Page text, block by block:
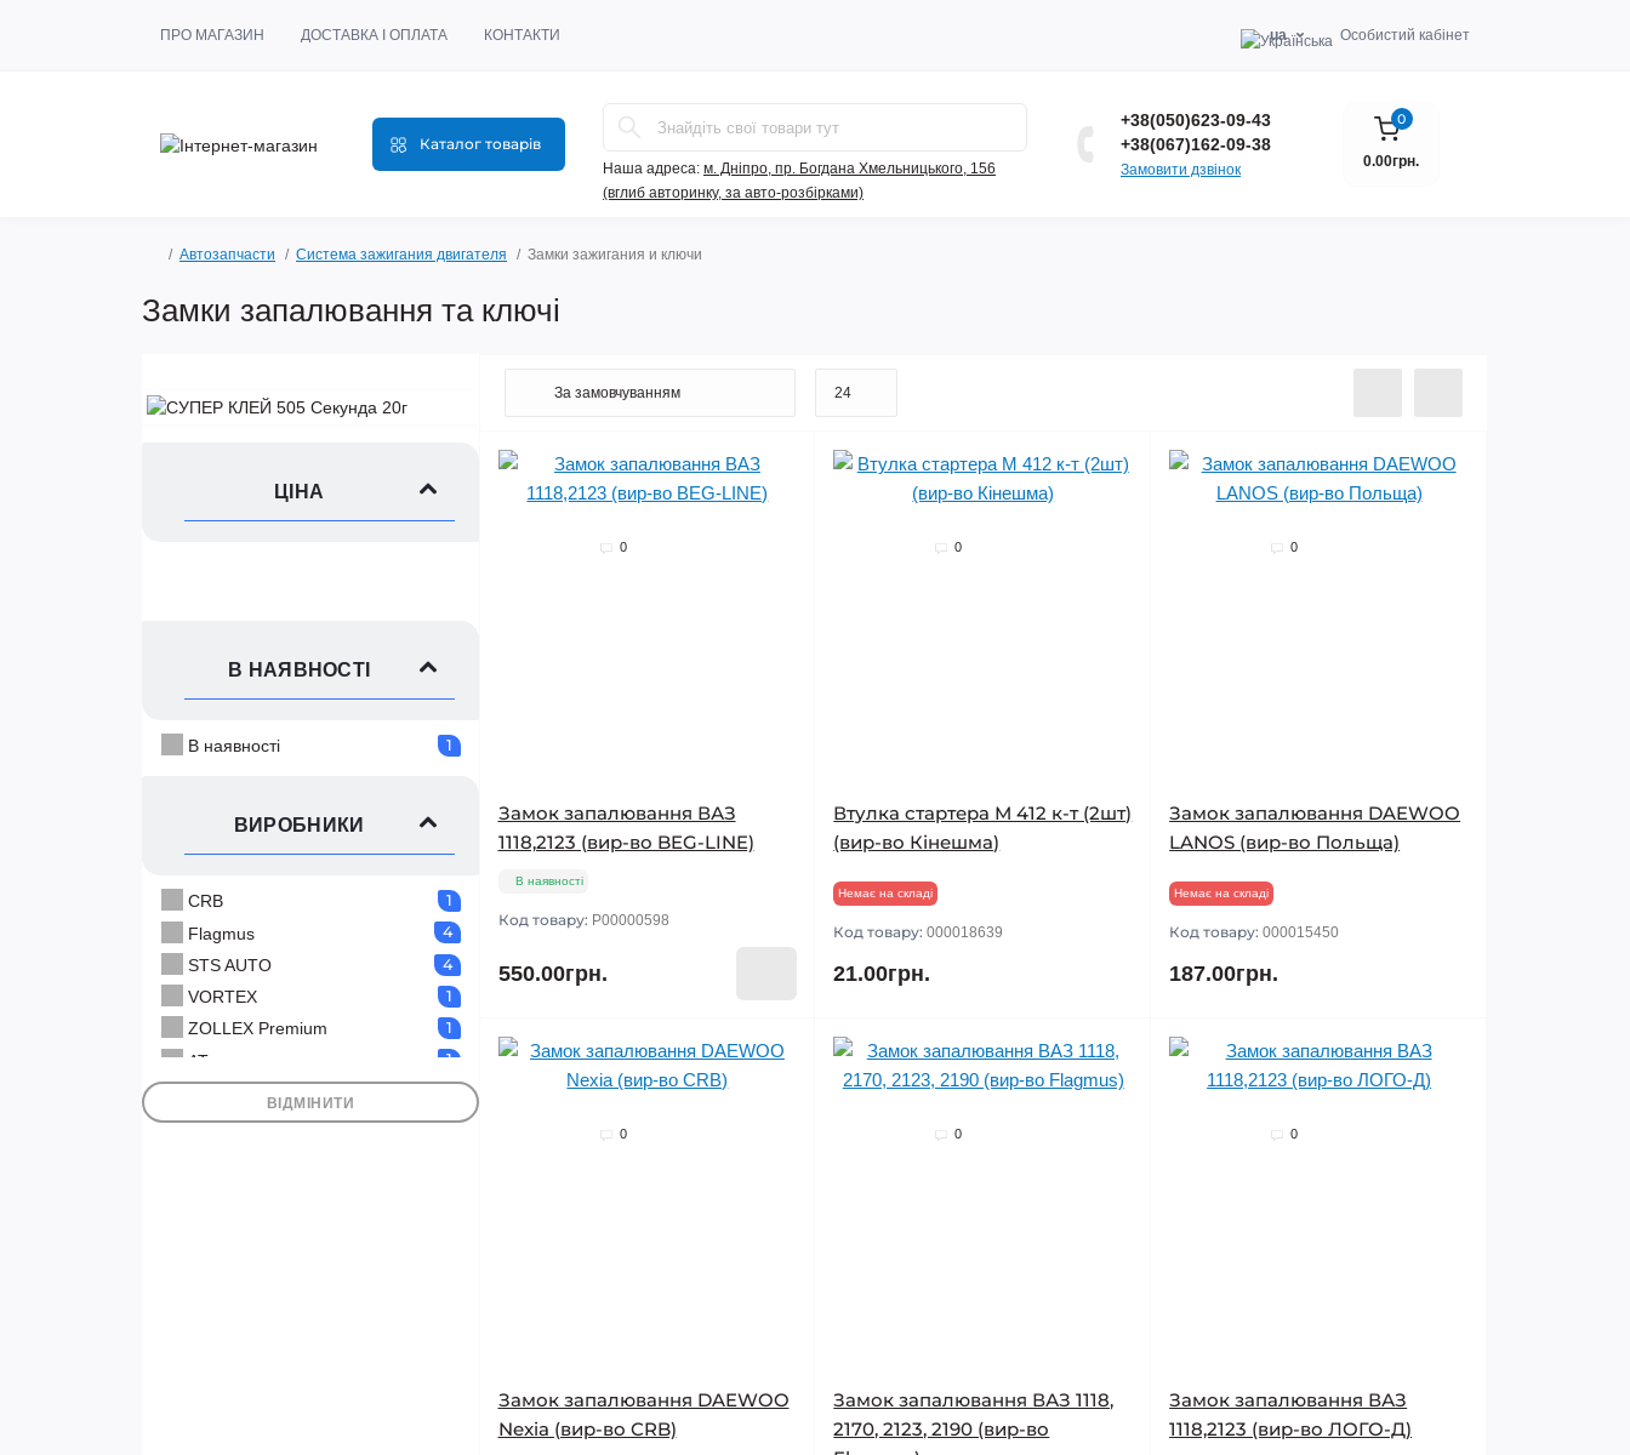
ПРО МАГАЗИН ДОСТАВКА І ОПЛАТА КОНТАКТИ ua Особистий кабінет
Каталог товарів
Наша адреса: м. Дніпро, пр. Богдана Хмельницького, 156
(вглиб авторинку, за авто-розбірками)
+38(050)623-09-43
+38(067)162-09-38
Замовити дзвінок
0
0.00грн.
Автозапчасти Система зажигания двигателя Замки зажигания и ключи
Замки запалювання та ключі
ЦІНА
В НАЯВНОСТІ
В наявності 1
ВИРОБНИКИ
CRB 1
Flagmus 4
STS AUTO 4
VORTEX 1
ZOLLEX Premium 1
АТ 1
Авто-Электрика
Автоарматура 1
ВІДМІНИТИ
0
Замок запалювання ВАЗ
1118,2123 (вир-во BEG-LINE)
В наявності
Код товару: P00000598
550.00грн.
0
Втулка стартера М 412 к-т (2шт)
(вир-во Кінешма)
Немає на складі
Код товару:000018639
21.00грн.
0
Замок запалювання DAEWOO
LANOS (вир-во Польща)
Немає на складі
Код товару:000015450
187.00грн.
0
Замок запалювання DAEWOO
Nexia (вир-во CRB)
0
Замок запалювання ВАЗ 1118,
2170, 2123, 2190 (вир-во
0
Замок запалювання ВАЗ
1118,2123 (вир-во ЛОГО-Д)